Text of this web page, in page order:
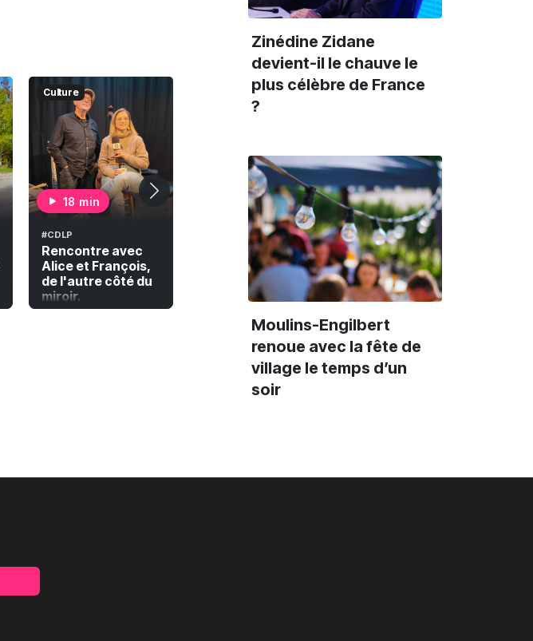
Culture
18 min
#CDLP
Rencontre avec
Alice et François,
de l'autre côté du
miroir.
25 min
Antoine Page à
filmé les études de
médecine de son
frère pendant 12
Culture
20 min
#CDLP
Rencontre avec
Astéréotypie,
collectif musical
explosif et
Zinédine Zidane
devient-il le chauve le
plus célèbre de France
?
Moulins-Engilbert
renoue avec la fête de
village le temps d’un
soir